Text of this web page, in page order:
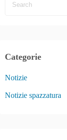
Categorie
Notizie
Notizie spazzatura